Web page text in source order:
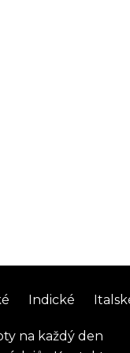
Indické
na každý den